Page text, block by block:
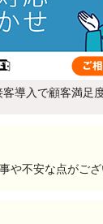
導入で顧客満足
や不安な点がご